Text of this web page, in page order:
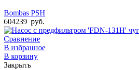
Bombas PSH
604239 руб.
Сравнение
В избранное
В корзину
Закрыть